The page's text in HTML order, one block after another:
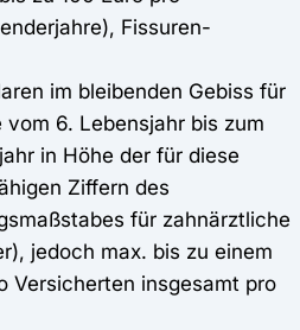
Fissuren-
im bleibenden Gebiss für
6. Lebensjahr bis zum
in Höhe der für diese
Ziffern des
für zahnärztliche
jedoch max. bis zu einem
Versicherten insgesamt pro